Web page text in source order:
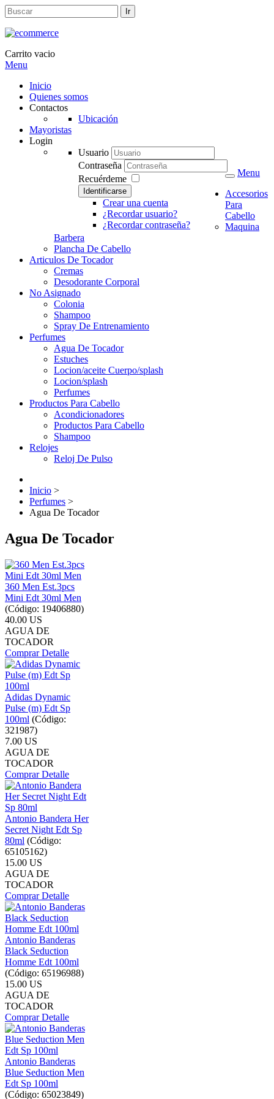
Carrito vacio
Menu
Inicio
Quienes somos
Contactos
Ubicación
Mayoristas
Login
Usuario
Contraseña
Recuérdeme
Identificarse
Crear una cuenta
¿Recordar usuario?
¿Recordar contraseña?
Menu
Accesorios
Para
Cabello
Maquina
Barbera
Plancha De Cabello
Articulos De Tocador
Cremas
Desodorante Corporal
No Asignado
Colonia
Shampoo
Spray De Entrenamiento
Perfumes
Agua De Tocador
Estuches
Locion/aceite Cuerpo/splash
Locion/splash
Perfumes
Productos Para Cabello
Acondicionadores
Productos Para Cabello
Shampoo
Relojes
Reloj De Pulso
Inicio >
Perfumes >
Agua De Tocador
Agua De Tocador
360 Men Est.3pcs
Mini Edt 30ml Men
(Código: 19406880)
40.00 US
AGUA DE
TOCADOR
ComprarDetalle
Adidas Dynamic
Pulse (m) Edt Sp
100ml (Código:
321987)
7.00 US
AGUA DE
TOCADOR
ComprarDetalle
Antonio Bandera Her
Secret Night Edt Sp
80ml (Código:
65105162)
15.00 US
AGUA DE
TOCADOR
ComprarDetalle
Antonio Banderas
Black Seduction
Homme Edt 100ml
(Código: 65196988)
15.00 US
AGUA DE
TOCADOR
ComprarDetalle
Antonio Banderas
Blue Seduction Men
Edt Sp 100ml
(Código: 65023849)